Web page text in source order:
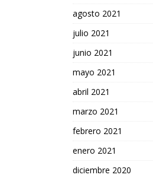
agosto 2021
julio 2021
junio 2021
mayo 2021
abril 2021
marzo 2021
febrero 2021
enero 2021
diciembre 2020